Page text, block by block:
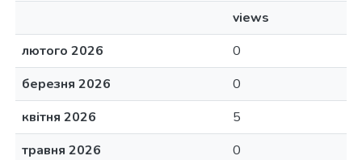
views
лютого 2026
0
березня 2026
0
квітня 2026
5
травня 2026
0